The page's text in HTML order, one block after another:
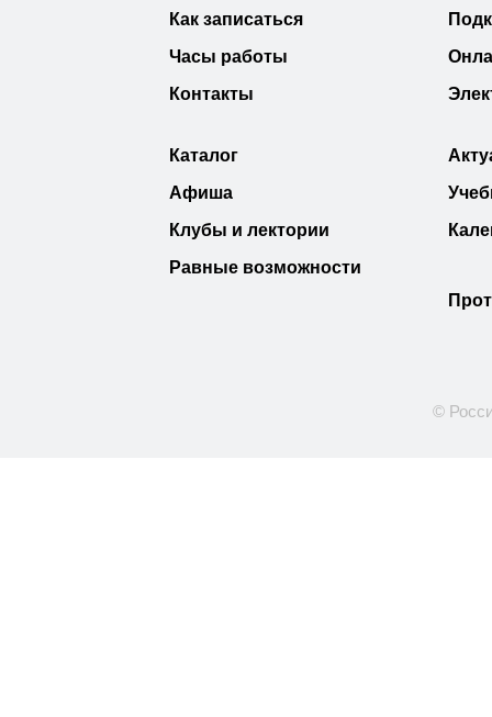
Как записаться
Часы работы
Контакты
Каталог
Афиша
Клубы и лектории
Равные возможности
©